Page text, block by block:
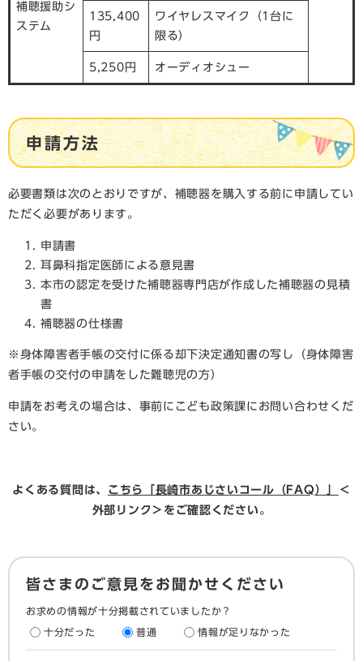
補聴援助シ
ステム
135,400
円
ワイヤレスマイク（1台に
限る）
5,250円 オーディオシュー
申請方法
必要書類は次のとおりですが、補聴器を購入する前に申請してい
ただく必要があります。
申請書
耳鼻科指定医師による意見書
本市の認定を受けた補聴器専門店が作成した補聴器の見積
書
補聴器の仕様書
※身体障害者手帳の交付に係る却下決定通知書の写し（身体障害
者手帳の交付の申請をした難聴児の方）
申請をお考えの場合は、事前にこども政策課にお問い合わせくだ
さい。
よくある質問は、 こちら「長崎市あじさいコール（FAQ）」
＜
外部リンク＞ をご確認ください。
皆さまのご意見をお聞かせください
お求めの情報が十分掲載されていましたか？
十分だった 普通 情報が足りなかった